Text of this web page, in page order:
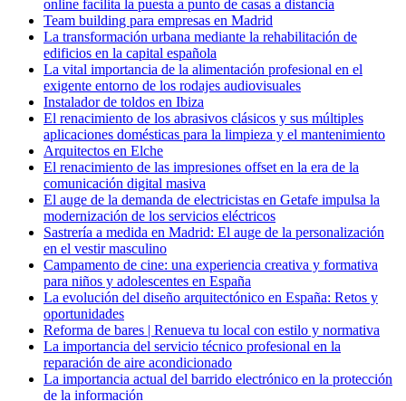
online facilita la puesta a punto de casas a distancia
Team building para empresas en Madrid
La transformación urbana mediante la rehabilitación de
edificios en la capital española
La vital importancia de la alimentación profesional en el
exigente entorno de los rodajes audiovisuales
Instalador de toldos en Ibiza
El renacimiento de los abrasivos clásicos y sus múltiples
aplicaciones domésticas para la limpieza y el mantenimiento
Arquitectos en Elche
El renacimiento de las impresiones offset en la era de la
comunicación digital masiva
El auge de la demanda de electricistas en Getafe impulsa la
modernización de los servicios eléctricos
Sastrería a medida en Madrid: El auge de la personalización
en el vestir masculino
Campamento de cine: una experiencia creativa y formativa
para niños y adolescentes en España
La evolución del diseño arquitectónico en España: Retos y
oportunidades
Reforma de bares | Renueva tu local con estilo y normativa
La importancia del servicio técnico profesional en la
reparación de aire acondicionado
La importancia actual del barrido electrónico en la protección
de la información